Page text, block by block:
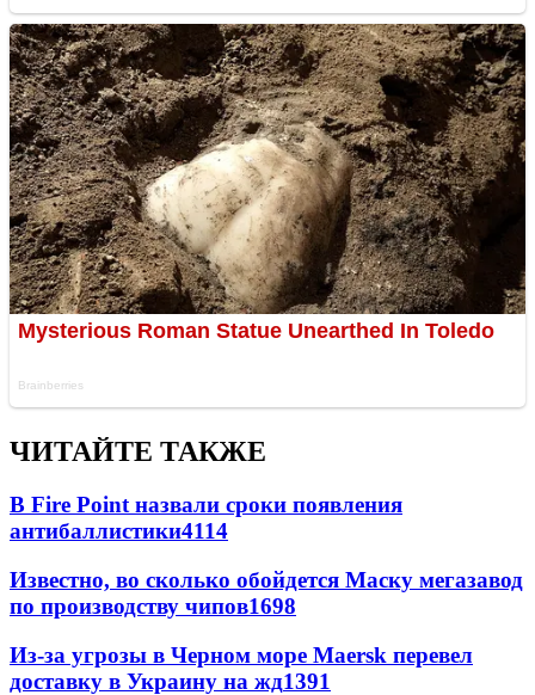
ЧИТАЙТЕ ТАКЖЕ
В Fire Point назвали сроки появления
антибаллистики4114
Известно, во сколько обойдется Маску мегазавод
по производству чипов1698
Из-за угрозы в Черном море Maersk перевел
доставку в Украину на жд1391